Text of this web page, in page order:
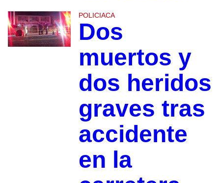
POLICIACA
Dos
muertos y
dos heridos
graves tras
accidente
en la